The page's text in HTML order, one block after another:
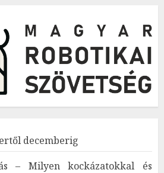
decemberig
– Milyen kockázatokkal és